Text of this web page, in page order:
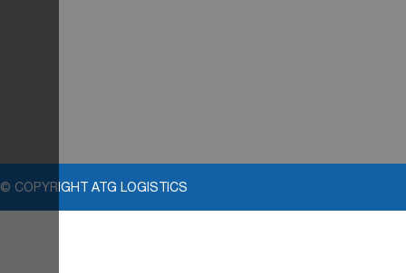
© COPYRIGHT ATG LOGISTICS